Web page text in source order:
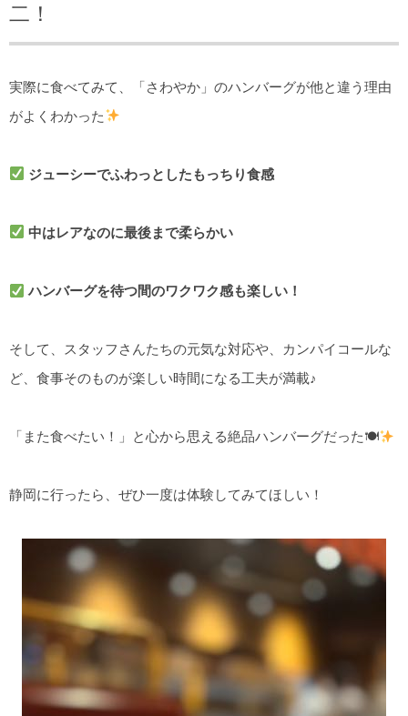
二！
実際に食べてみて、「さわやか」のハンバーグが他と違う理由
がよくわかった
ジューシーでふわっとしたもっちり食感
中はレアなのに最後まで柔らかい
ハンバーグを待つ間のワクワク感も楽しい！
そして、スタッフさんたちの元気な対応や、カンパイコールな
ど、食事そのものが楽しい時間になる工夫が満載♪
「また食べたい！」と心から思える絶品ハンバーグだった🍽
静岡に行ったら、ぜひ一度は体験してみてほしい！